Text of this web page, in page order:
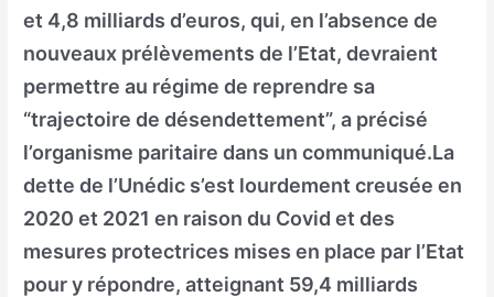
et 4,8 milliards d’euros, qui, en l’absence de
nouveaux prélèvements de l’Etat, devraient
permettre au régime de reprendre sa
“trajectoire de désendettement”, a précisé
l’organisme paritaire dans un communiqué.La
dette de l’Unédic s’est lourdement creusée en
2020 et 2021 en raison du Covid et des
mesures protectrices mises en place par l’Etat
pour y répondre, atteignant 59,4 milliards